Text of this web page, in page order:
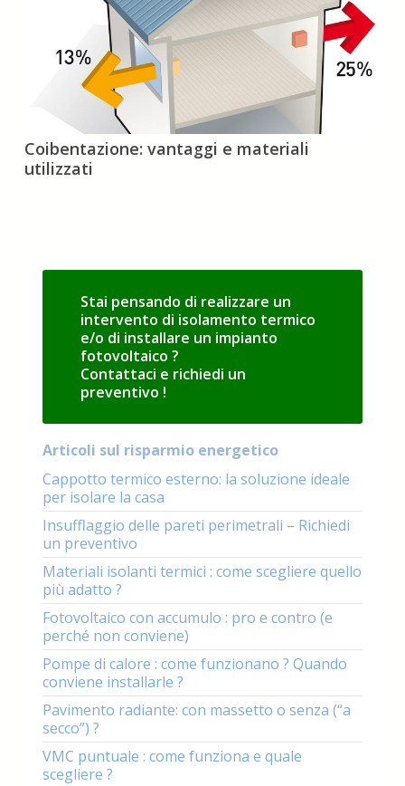
Coibentazione:
vantaggi
e
Coibentazione: vantaggi e materiali
utilizzati
Stai pensando di realizzare un
intervento di isolamento termico
e/o di installare un impianto
fotovoltaico ?
Contattaci e richiedi un
preventivo !
Articoli sul risparmio energetico
Cappotto termico esterno: la soluzione ideale
per isolare la casa
Insufflaggio delle pareti perimetrali – Richiedi
un preventivo
Materiali isolanti termici : come scegliere quello
più adatto ?
Fotovoltaico con accumulo : pro e contro (e
perché non conviene)
Pompe di calore : come funzionano ? Quando
conviene installarle ?
Pavimento radiante: con massetto o senza (“a
secco”) ?
VMC puntuale : come funziona e quale
scegliere ?